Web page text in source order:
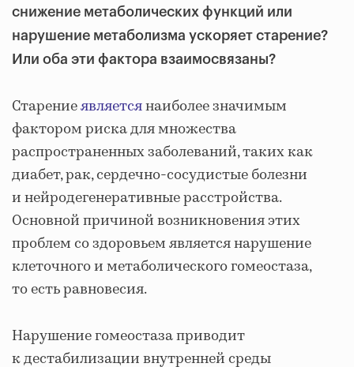
снижение метаболических функций или
нарушение метаболизма ускоряет старение?
Или оба эти фактора взаимосвязаны?
Старениеявляетсянаиболее значимым
фактором риска для множества
распространенных заболеваний, таких как
диабет, рак, сердечно-сосудистые болезни
и нейродегенеративные расстройства.
Основной причиной возникновения этих
проблем со здоровьем является нарушение
клеточного и метаболического гомеостаза,
то есть равновесия.
Нарушение гомеостаза приводит
к дестабилизации внутренней среды